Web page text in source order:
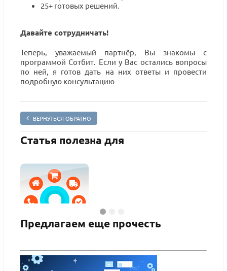
25+ готовых решений.
Давайте сотрудничать!
Теперь, уважаемый партнёр, Вы знакомы с
программой Сотбит. Если у Вас остались вопросы
по ней, я готов дать на них ответы и провести
подробную консультацию
ВЕРНУТЬСЯ ОБРАТНО
Статья полезна для
ПОДРОБНЕЕ
Предлагаем еще прочесть